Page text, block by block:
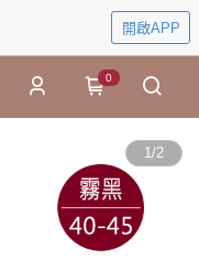
開啟APP
0
1/2